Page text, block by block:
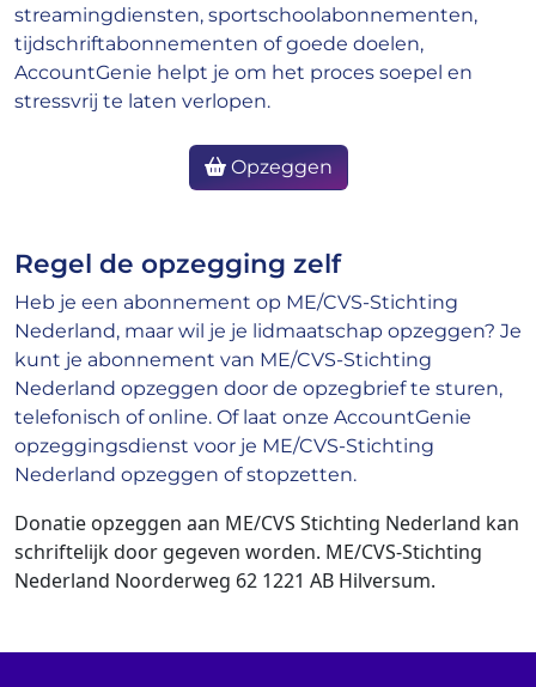
streamingdiensten, sportschoolabonnementen,
tijdschriftabonnementen of goede doelen,
AccountGenie helpt je om het proces soepel en
stressvrij te laten verlopen.
Opzeggen
Regel de opzegging zelf
Heb je een abonnement op ME/CVS-Stichting
Nederland, maar wil je je lidmaatschap opzeggen? Je
kunt je abonnement van ME/CVS-Stichting
Nederland opzeggen door de opzegbrief te sturen,
telefonisch of online. Of laat onze AccountGenie
opzeggingsdienst voor je ME/CVS-Stichting
Nederland opzeggen of stopzetten.
Donatie opzeggen aan ME/CVS Stichting Nederland kan
schriftelijk door gegeven worden. ME/CVS-Stichting
Nederland Noorderweg 62 1221 AB Hilversum.